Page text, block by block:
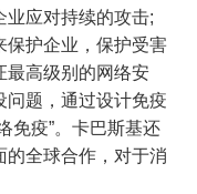
业应对持续的攻击;
保护企业，保护受害
最高级别的网络安
问题，通过设计免疫
免疫”。卡巴斯基还
的全球合作，对于消